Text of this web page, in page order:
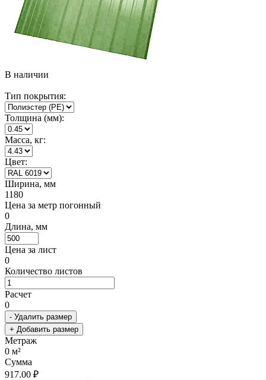
В наличии
Тип покрытия:
Толщина (мм):
Масса, кг:
Цвет:
Ширина, мм
1180
Цена за метр погонный
0
Длина, мм
Цена за лист
0
Количество листов
Расчет
0
- Удалить размер
+ Добавить размер
Метраж
0 м²
Сумма
917.00 ₽